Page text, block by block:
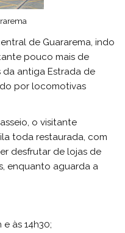
de Guararema, indo
pouco mais de
da antiga Estrada de
por locomotivas
o visitante
toda restaurada, com
desfrutar de lojas de
enquanto aguarda a
às 14h30;